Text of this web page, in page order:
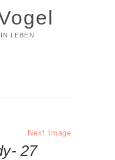
LEBEN
Next Image
27